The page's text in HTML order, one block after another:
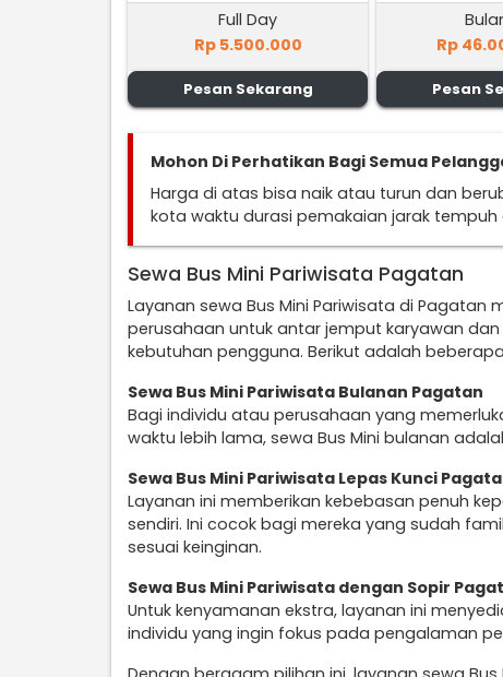
Full Day
Rp 5.500.000
Pesan Sekarang
Rp
Pesan
Mohon Di Perhatikan Bagi Semua
Harga di atas bisa naik atau turun dan
kota waktu durasi pemakaian jarak
Sewa Bus Mini Pariwisata Pagatan
Layanan sewa Bus Mini Pariwisata di
perusahaan untuk antar jemput karyawan
kebutuhan pengguna. Berikut adalah
Sewa Bus Mini Pariwisata Bulanan Pagatan
Bagi individu atau perusahaan yang
waktu lebih lama, sewa Bus Mini bulanan
Sewa Bus Mini Pariwisata Lepas Kunci
Layanan ini memberikan kebebasan penuh
sendiri. Ini cocok bagi mereka yang sudah
sesuai keinginan.
Sewa Bus Mini Pariwisata dengan Sopir
Untuk kenyamanan ekstra, layanan ini
individu yang ingin fokus pada pengalaman